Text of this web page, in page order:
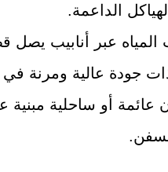
الداعمة.
ذات جودة عالية ومرنة
عائمة أو ساحلية